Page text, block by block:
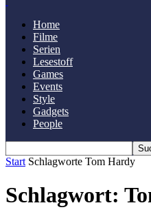
Home
Filme
Serien
Lesestoff
Games
Events
Style
Gadgets
People
Start Schlagworte Tom Hardy
Schlagwort: